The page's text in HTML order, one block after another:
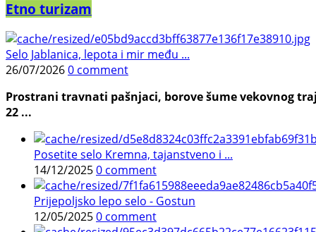
Etno turizam
Selo Jablanica, lepota i mir među ...
26/07/20260 comment
Prostrani travnati pašnjaci, borove šume vekovnog
22 ...
Posetite selo Kremna, tajanstveno i ...
14/12/20250 comment
Prijepoljsko lepo selo - Gostun
12/05/20250 comment